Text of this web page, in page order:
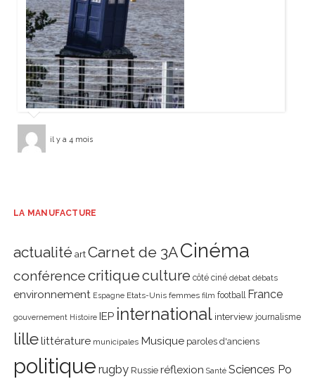
il y a 4 mois
LA MANUFACTURE
actualité art Carnet de 3ACinéma
conférencecritiqueculture côté ciné débat débats
environnement Espagne Etats-Unis femmes film football France
gouvernement Histoire IEP international interview journalisme
lillelittérature municipales Musique paroles d'anciens
politique rugby Russie réflexion Santé Sciences Po